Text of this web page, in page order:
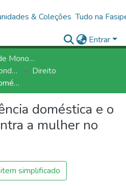
& Coleções Tudo na
Entrar
Biblioteca Digital de Monografias - BDM/FASIPE
Faculdade Fasipe de Rondonópolis
Direito
Os tipos de violência doméstica e o abuso sexual contra a mulher no Brasil
doméstica e o
a mulher no
simplificado